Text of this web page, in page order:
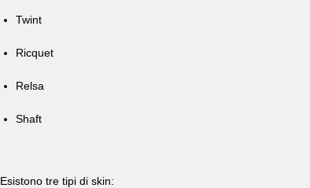
Twint
Ricquet
Relsa
Shaft
Esistono tre tipi di skin: